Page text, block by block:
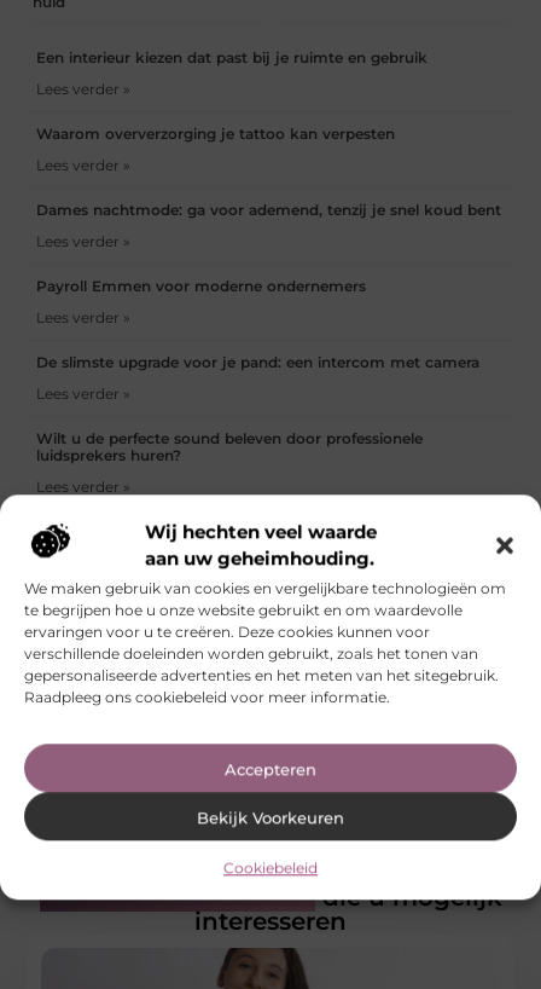
Wij hechten veel waarde
aan uw geheimhouding.
We maken gebruik van cookies en vergelijkbare technologieën om
te begrijpen hoe u onze website gebruikt en om waardevolle
ervaringen voor u te creëren. Deze cookies kunnen voor
verschillende doeleinden worden gebruikt, zoals het tonen van
gepersonaliseerde advertenties en het meten van het sitegebruik.
Raadpleeg ons cookiebeleid voor meer informatie.
Accepteren
Bekijk Voorkeuren
Cookiebeleid
Een interieur kiezen dat past bij je ruimte en gebruik
Lees verder »
Waarom oververzorging je tattoo kan verpesten
Lees verder »
Dames nachtmode: ga voor ademend, tenzij je snel koud bent
Lees verder »
Payroll Emmen voor moderne ondernemers
Lees verder »
De slimste upgrade voor je pand: een intercom met camera
Lees verder »
Wilt u de perfecte sound beleven door professionele
luidsprekers huren?
Lees verder »
Sluit je aan bij onze community!
Waarom zou je nog langer wachten? Schrijf je onmiddellijk
in. Ons platform biedt een uitstekende gelegenheid om
jouw stem te laten horen en je blog met een groter publiek
te delen. Klik op de knop ‘Registreer’ en zet de eerste stap
naar meer zichtbaarheid en groei. Meld je nu aan!
Registreer nu!
Gerelateerde artikelendie u mogelijk
interesseren